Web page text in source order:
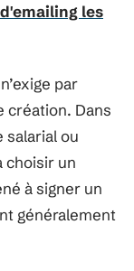
les
par
création. Dans
salarial ou
choisir un
à signer un
généralement